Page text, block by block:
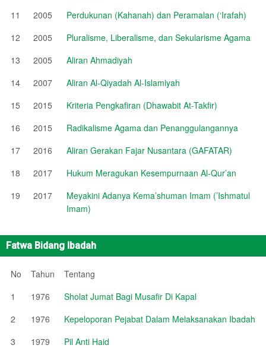
11
2005
Perdukunan (Kahanah) dan Peramalan (‘Irafah)
12
2005
Pluralisme, Liberalisme, dan Sekularisme Agama
13
2005
Aliran Ahmadiyah
14
2007
Aliran Al-Qiyadah Al-Islamiyah
15
2015
Kriteria Pengkafiran (Dhawabit At-Takfir)
16
2015
Radikalisme Agama dan Penanggulangannya
17
2016
Aliran Gerakan Fajar Nusantara (GAFATAR)
18
2017
Hukum Meragukan Kesempurnaan Al-Qur’an
19
2017
Meyakini Adanya Kema’shuman Imam (’Ishmatul
Imam)
Fatwa Bidang Ibadah
No Tahun
Tentang
1
1976
Sholat Jumat Bagi Musafir Di Kapal
2
1976
Kepeloporan Pejabat Dalam Melaksanakan Ibadah
3
1979
Pil Anti Haid